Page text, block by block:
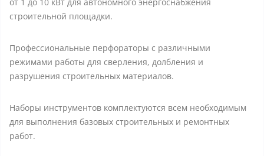
строительной площадки.
Профессиональные перфораторы с различными
режимами работы для сверления, долбления и
разрушения строительных материалов.
Наборы инструментов комплектуются всем необходимым
для выполнения базовых строительных и ремонтных
работ.